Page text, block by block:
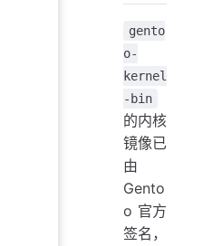
gento
o-
kernel
-bin
的内核
镜像已
由
Gento
o 官方
签名，